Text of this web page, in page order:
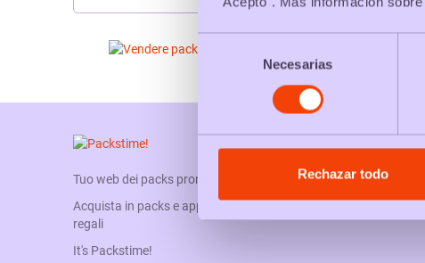
Selección
consentimiento
Necesarias
Rechazar todo
Tuo web dei packs promozionali
Acquista in packs e approfitta dei loro vantaggi, sconti o
regali
It's Packstime!